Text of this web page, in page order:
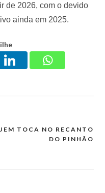
de 2026, com o devido
ainda em 2025.
TOCA NO RECANTO
DO PINHÃO